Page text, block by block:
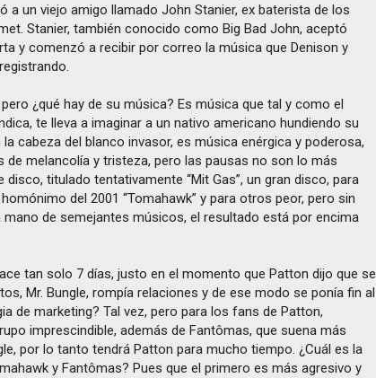
a un viejo amigo llamado John Stanier, ex baterista de los
Stanier, también conocido como Big Bad John, aceptó
y comenzó a recibir por correo la música que Denison y
¿qué hay de su música? Es música que tal y como el
te lleva a imaginar a un nativo americano hundiendo su
la cabeza del blanco invasor, es música enérgica y poderosa,
melancolía y tristeza, pero las pausas no son lo más
disco, titulado tentativamente “Mit Gas”, un gran disco, para
del 2001 “Tomahawk” y para otros peor, pero sin
mano de semejantes músicos, el resultado está por encima
tan solo 7 días, justo en el momento que Patton dijo que se
Mr. Bungle, rompía relaciones y de ese modo se ponía fin al
de marketing? Tal vez, pero para los fans de Patton,
imprescindible, además de Fantômas, que suena más
por lo tanto tendrá Patton para mucho tiempo. ¿Cuál es la
y Fantômas? Pues que el primero es más agresivo y